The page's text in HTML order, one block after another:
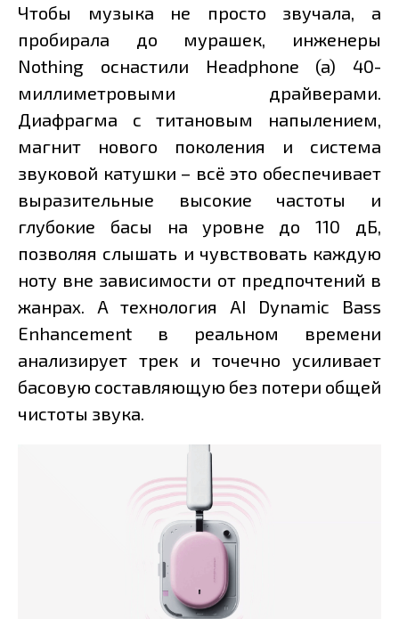
Чтобы музыка не просто звучала, а
пробирала до мурашек, инженеры
Nothing оснастили Headphone (a) 40-
миллиметровыми драйверами.
Диафрагма с титановым напылением,
магнит нового поколения и система
звуковой катушки – всё это обеспечивает
выразительные высокие частоты и
глубокие басы на уровне до 110 дБ,
позволяя слышать и чувствовать каждую
ноту вне зависимости от предпочтений в
жанрах. А технология AI Dynamic Bass
Enhancement в реальном времени
анализирует трек и точечно усиливает
басовую составляющую без потери общей
чистоты звука.